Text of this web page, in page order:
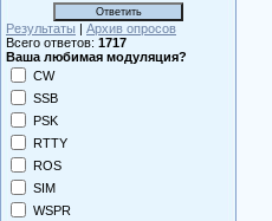
Результаты | Архив опросов
Всего ответов: 1717
Ваша любимая модуляция?
CW
SSB
PSK
RTTY
ROS
SIM
WSPR